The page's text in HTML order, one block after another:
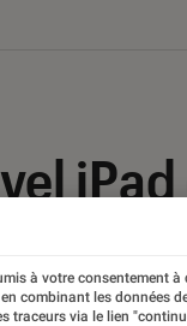
faut
à votre consentement
combinant les données
traceurs via le lien